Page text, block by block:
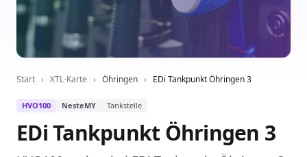
Start › XTL-Karte › Öhringen › EDi Tankpunkt Öhringen 3
HVO100 NesteMY Tankstelle
EDi Tankpunkt Öhringen 3